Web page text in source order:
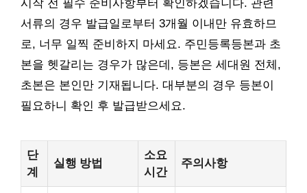
시작 전 필수 준비사항부터 확인하겠습니다. 관련
서류의 경우 발급일로부터 3개월 이내만 유효하므
로, 너무 일찍 준비하지 마세요. 주민등록등본과 초
본을 헷갈리는 경우가 많은데, 등본은 세대원 전체,
초본은 본인만 기재됩니다. 대부분의 경우 등본이
필요하니 확인 후 발급받으세요.
단
계
실행 방법
소요
시간
주의사항